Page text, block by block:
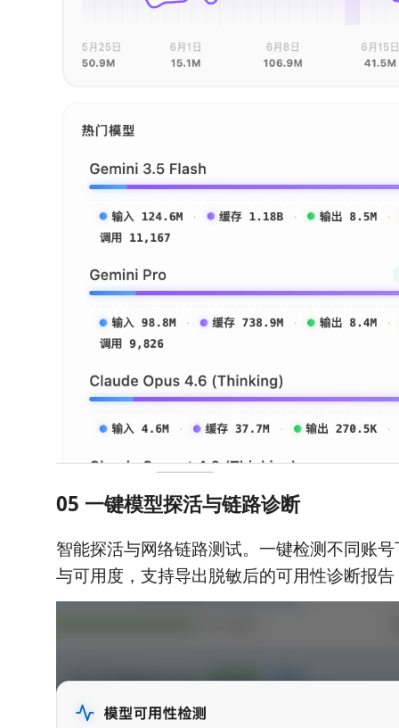
05 一键模型探活与链路诊断
智能探活与网络链路测试。一键检测不同账
与可用度，支持导出脱敏后的可用性诊断报